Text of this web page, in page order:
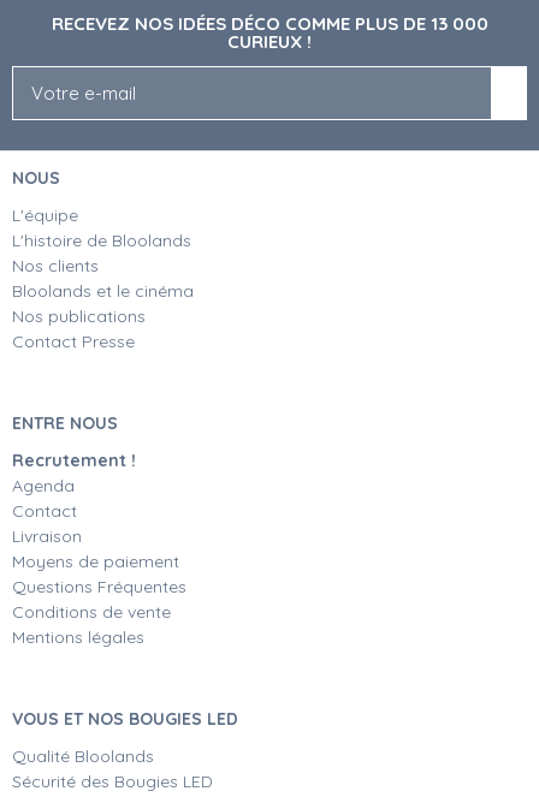
RECEVEZ NOS IDÉES DÉCO COMME PLUS DE 13 000
CURIEUX !
NOUS
L'équipe
L'histoire de Bloolands
Nos clients
Bloolands et le cinéma
Nos publications
Contact Presse
ENTRE NOUS
Recrutement !
Agenda
Contact
Livraison
Moyens de paiement
Questions Fréquentes
Conditions de vente
Mentions légales
VOUS ET NOS BOUGIES LED
Qualité Bloolands
Sécurité des Bougies LED